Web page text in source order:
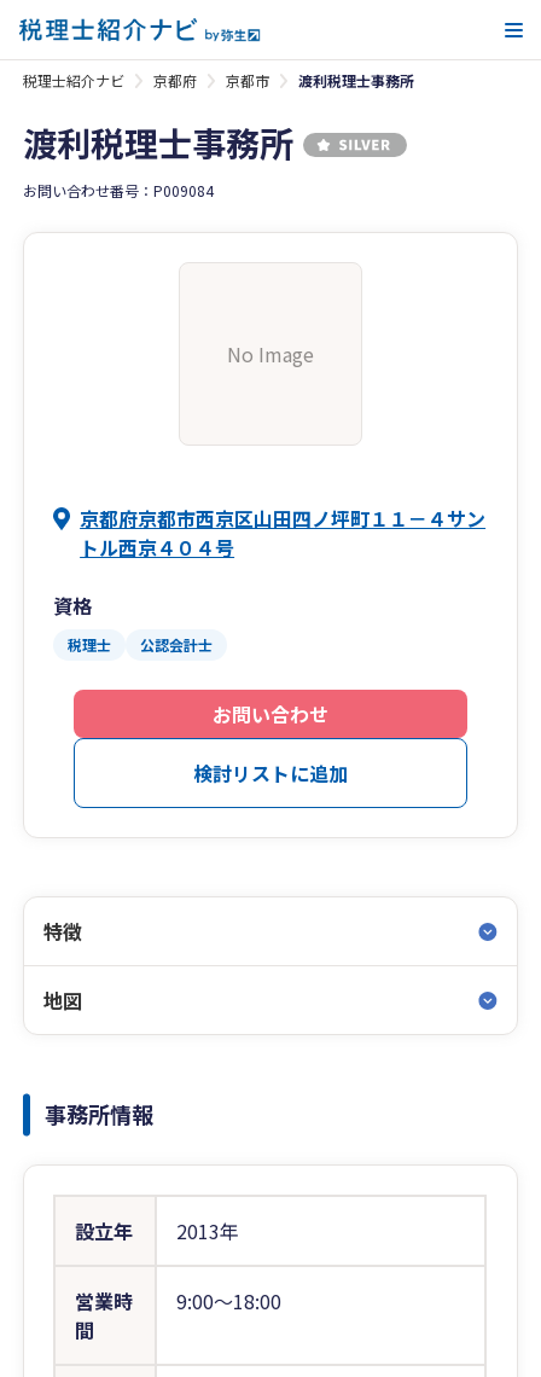
税理士紹介ナビ 京都府 京都市 渡利税理士事務所
渡利税理士事務所
お問い合わせ番号：P009084
No Image
京都府京都市西京区山田四ノ坪町１１－４サン
トル西京４０４号
資格
税理士 公認会計士
お問い合わせ
検討リストに追加
特徴
地図
事務所情報
設立年 2013年
営業時
間
9:00〜18:00